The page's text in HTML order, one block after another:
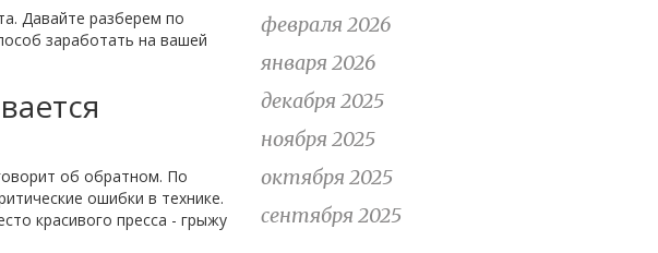
Давайте разберем по
заработать на вашей
об обратном. По
ошибки в технике.
красивого пресса - грыжу
февраля 2026
января 2026
декабря 2025
ноября 2025
октября 2025
сентября 2025